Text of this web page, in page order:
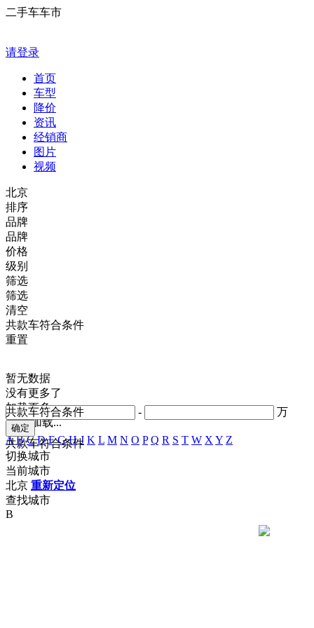
二手车车市
请登录
首页
车型
降价
资讯
经销商
图片
视频
北京
排序
品牌
品牌
价格
- 万
共款车符合条件
级别
共款车符合条件
筛选
筛选
清空
共款车符合条件
重置
暂无数据
没有更多了
加载更多
正在加载...
A B C D F G H J K L M N O P Q R S T W X Y Z
切换城市
当前城市
北京 重新定位
查找城市
B